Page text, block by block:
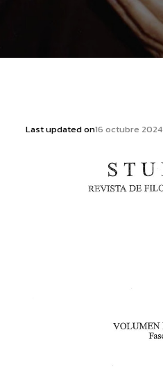
Last updated on16 octubre 2024